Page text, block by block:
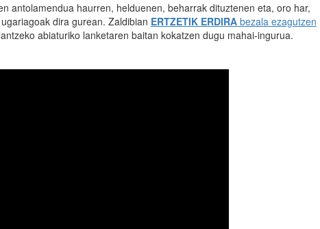
antolamendua haurren, helduenen, beharrak dituztenen eta, oro har,
dira gurean. Zaldibian ERTZETIK ERDIRA bezala ezagutzen
abiaturiko lanketaren baitan kokatzen dugu mahai-ingurua.